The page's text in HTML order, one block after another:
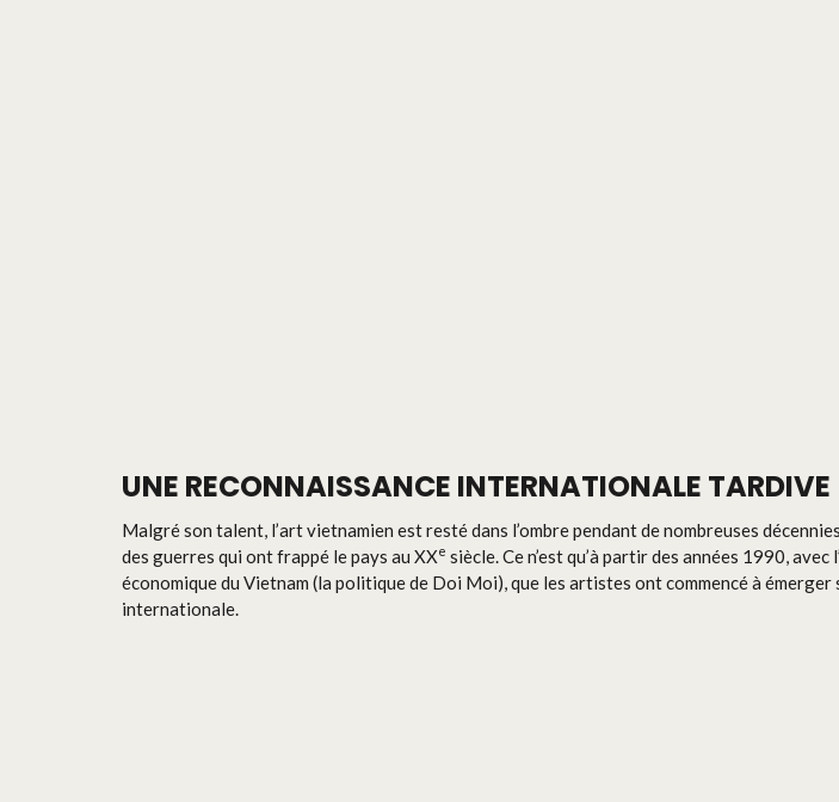
UNE RECONNAISSANCE INTERNATIONALE TARDIVE
Malgré son talent, l’art vietnamien est resté dans l’ombre pendant de nombreuses
des guerres qui ont frappé le pays au XXe siècle. Ce n’est qu’à partir des années 1990, avec
économique du Vietnam (la politique de Doi Moi), que les artistes ont commencé à émerger
internationale.